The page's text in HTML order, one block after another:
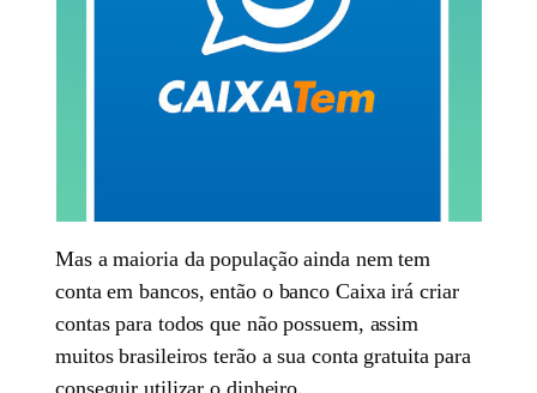
Mas a maioria da população ainda nem tem
conta em bancos, então o banco Caixa irá criar
contas para todos que não possuem, assim
muitos brasileiros terão a sua conta gratuita para
conseguir utilizar o dinheiro.